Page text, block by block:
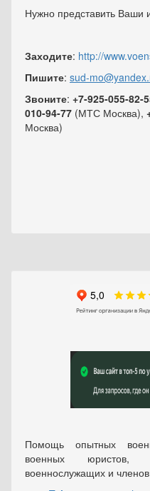
Нужно представить Ваши
Заходите: http://
Пишите: sud-
Звоните: +7-925-055-82-
010-94-77 (МТС Москва),
Москва)
Помощь опытных
военных юристов,
военнослужащих и